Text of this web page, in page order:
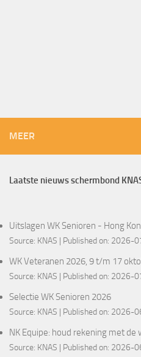
MEER
Laatste nieuws schermbond
Uitslagen WK Senioren - Hong
Source: KNAS Published on: 2026-
WK Veteranen 2026, 9 t/m 17
Source: KNAS Published on: 2026-
Selectie WK Senioren 2026
Source: KNAS Published on: 2026-
NK Equipe: houd rekening met
Source: KNAS Published on: 2026-